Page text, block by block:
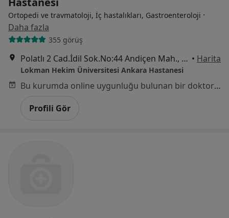
Ortopedi ve travmatoloji, İç hastalıkları, Gastroenteroloji ·
Daha fazla
355 görüş
Polatlı 2 Cad.İdil Sok.No:44 Andiçen Mah., Sincan • Harita
Lokman Hekim Üniversitesi Ankara Hastanesi
Bu kurumda online uygunluğu bulunan bir doktor veya uzman bulunamadı
Profili Gör